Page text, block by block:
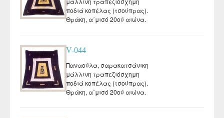
ποδιά κοπέλας (τσούπρας).
Θράκη, α΄μισό 20ού αιώνα.
V-044
Παναούλα, σαρακατσάνικη
μάλλινη τραπεζιόσχημη
ποδιά κοπέλας (τσούπρας).
Θράκη, α΄μισό 20ού αιώνα.